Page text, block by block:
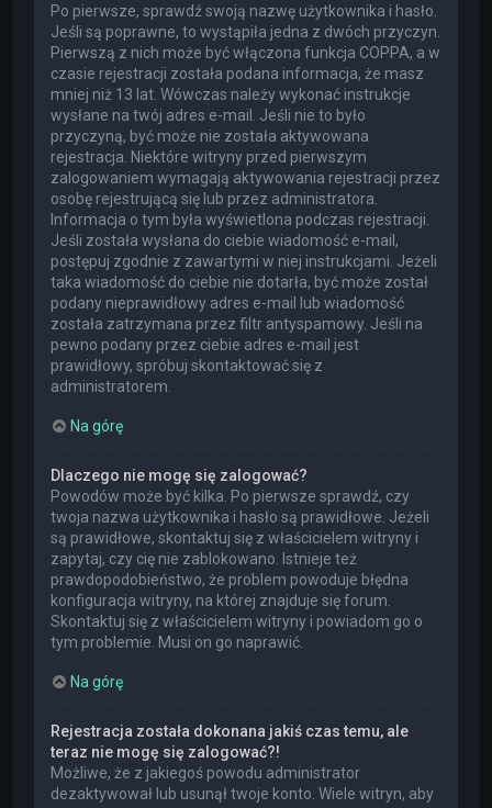
Po pierwsze, sprawdź swoją nazwę użytkownika i hasło.
Jeśli są poprawne, to wystąpiła jedna z dwóch przyczyn.
Pierwszą z nich może być włączona funkcja COPPA, a w
czasie rejestracji została podana informacja, że masz
mniej niż 13 lat. Wówczas należy wykonać instrukcje
wysłane na twój adres e-mail. Jeśli nie to było
przyczyną, być może nie została aktywowana
rejestracja. Niektóre witryny przed pierwszym
zalogowaniem wymagają aktywowania rejestracji przez
osobę rejestrującą się lub przez administratora.
Informacja o tym była wyświetlona podczas rejestracji.
Jeśli została wysłana do ciebie wiadomość e-mail,
postępuj zgodnie z zawartymi w niej instrukcjami. Jeżeli
taka wiadomość do ciebie nie dotarła, być może został
podany nieprawidłowy adres e-mail lub wiadomość
została zatrzymana przez filtr antyspamowy. Jeśli na
pewno podany przez ciebie adres e-mail jest
prawidłowy, spróbuj skontaktować się z
administratorem.
Na górę
Dlaczego nie mogę się zalogować?
Powodów może być kilka. Po pierwsze sprawdź, czy
twoja nazwa użytkownika i hasło są prawidłowe. Jeżeli
są prawidłowe, skontaktuj się z właścicielem witryny i
zapytaj, czy cię nie zablokowano. Istnieje też
prawdopodobieństwo, że problem powoduje błędna
konfiguracja witryny, na której znajduje się forum.
Skontaktuj się z właścicielem witryny i powiadom go o
tym problemie. Musi on go naprawić.
Na górę
Rejestracja została dokonana jakiś czas temu, ale
teraz nie mogę się zalogować?!
Możliwe, że z jakiegoś powodu administrator
dezaktywował lub usunął twoje konto. Wiele witryn, aby